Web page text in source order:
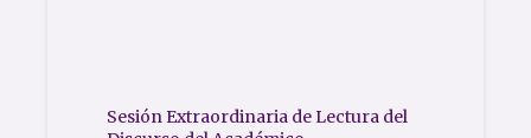
Sesión Extraordinaria de Lectura del